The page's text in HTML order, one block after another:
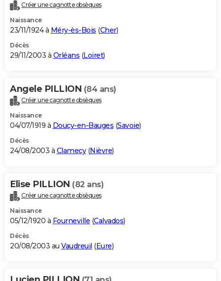
Créer une cagnotte obsèques
Naissance
23/11/1924 à Méry-ès-Bois (Cher)
Décès
29/11/2003 à Orléans (Loiret)
Angele PILLION (84 ans)
Créer une cagnotte obsèques
Naissance
04/07/1919 à Doucy-en-Bauges (Savoie)
Décès
24/08/2003 à Clamecy(Nièvre)
Elise PILLION (82 ans)
Créer une cagnotte obsèques
Naissance
05/12/1920 à Fourneville (Calvados)
Décès
20/08/2003 au Vaudreuil (Eure)